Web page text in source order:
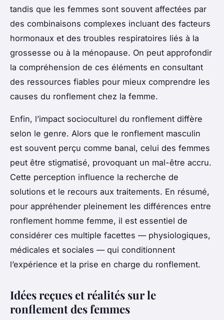
tandis que les femmes sont souvent affectées par
des combinaisons complexes incluant des facteurs
hormonaux et des troubles respiratoires liés à la
grossesse ou à la ménopause. On peut approfondir
la compréhension de ces éléments en consultant
des ressources fiables pour mieux comprendre les
causes du ronflement chez la femme.
Enfin, l’impact socioculturel du ronflement diffère
selon le genre. Alors que le ronflement masculin
est souvent perçu comme banal, celui des femmes
peut être stigmatisé, provoquant un mal-être accru.
Cette perception influence la recherche de
solutions et le recours aux traitements. En résumé,
pour appréhender pleinement les différences entre
ronflement homme femme, il est essentiel de
considérer ces multiple facettes — physiologiques,
médicales et sociales — qui conditionnent
l’expérience et la prise en charge du ronflement.
Idées reçues et réalités sur le
ronflement des femmes